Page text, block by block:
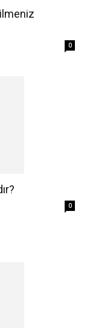
0
0